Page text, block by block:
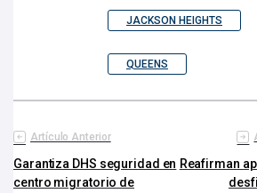
JACKSON HEIGHTS
QUEENS
Artículo Anterior
Garantiza DHS seguridad en
centro migratorio de
Reafirman